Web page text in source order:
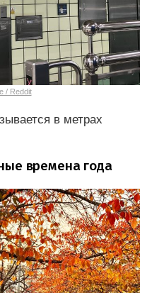
/ Reddit
в метрах
времена года